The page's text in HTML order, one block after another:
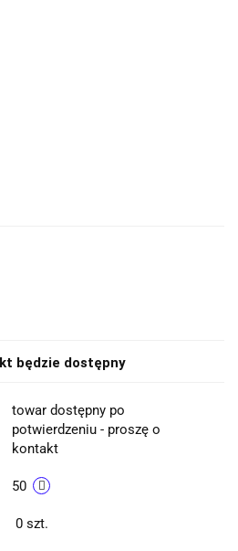
będzie dostępny
towar dostępny po
potwierdzeniu - proszę o
kontakt
50
0 szt.